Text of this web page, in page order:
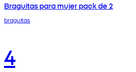
Braguitas para mujer pack de 2
braguitas
4